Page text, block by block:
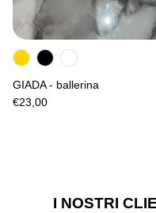
GIADA - ballerina
€23,00
I NOSTRI